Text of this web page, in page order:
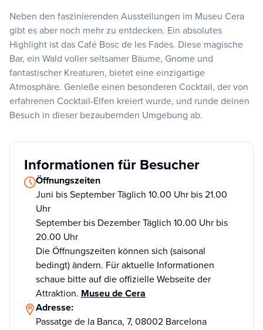
Neben den faszinierenden Ausstellungen im Museu Cera
gibt es aber noch mehr zu entdecken. Ein absolutes
Highlight ist das Café Bosc de les Fades. Diese magische
Bar, ein Wald voller seltsamer Bäume, Gnome und
fantastischer Kreaturen, bietet eine einzigartige
Atmosphäre. Genieße einen besonderen Cocktail, der von
erfahrenen Cocktail-Elfen kreiert wurde, und runde deinen
Besuch in dieser bezaubernden Umgebung ab.
Informationen für Besucher
Öffnungszeiten
Juni bis September Täglich 10.00 Uhr bis 21.00
Uhr
September bis Dezember Täglich 10.00 Uhr bis
20.00 Uhr
Die Öffnungszeiten können sich (saisonal
bedingt) ändern. Für aktuelle Informationen
schaue bitte auf die offizielle Webseite der
Attraktion. Museu de Cera
Adresse:
Passatge de la Banca, 7, 08002 Barcelona